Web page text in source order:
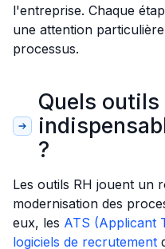
l'entreprise. Chaque
une attention
processus.
Quels outils
?
Les outils RH jouent un
modernisation des
eux, les ATS (Applicant
logiciels de recrutement